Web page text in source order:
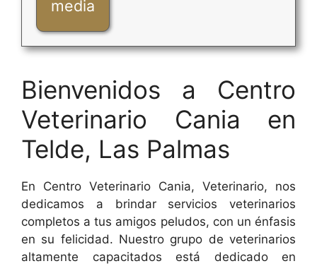
media
Bienvenidos a Centro
Veterinario Cania en
Telde, Las Palmas
En Centro Veterinario Cania, Veterinario, nos
dedicamos a brindar servicios veterinarios
completos a tus amigos peludos, con un énfasis
en su felicidad. Nuestro grupo de veterinarios
altamente capacitados está dedicado en